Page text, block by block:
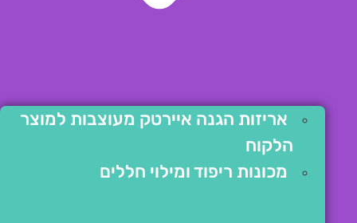
אריזות הגנה איירטק מעוצבות למוצר
הלקוח
מכונות ריפוד ומילוי חללים